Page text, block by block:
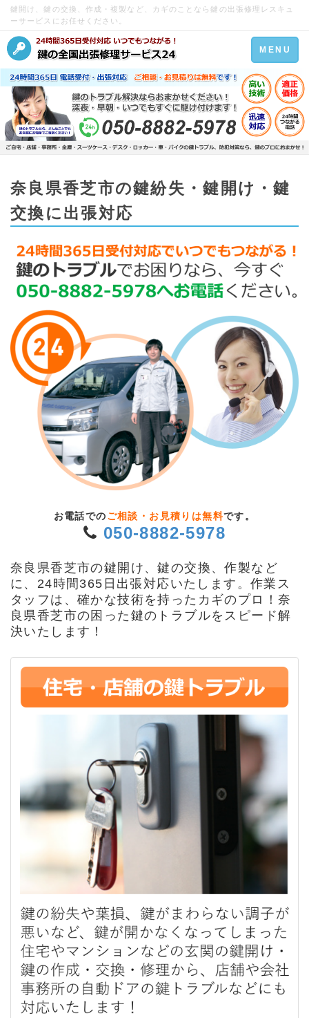
鍵開け、鍵の交換、作成・複製など、カギのことなら鍵の出張修理レスキュ
ーサービスにお任せください。
Toggle
navigation
MENU
奈良県香芝市の鍵紛失・鍵開け・鍵
交換に出張対応
お電話での ご相談・お見積りは無料です。
050-8882-5978
奈良県香芝市の鍵開け、鍵の交換、作製など
に、24時間365日出張対応いたします。作業ス
タッフは、確かな技術を持ったカギのプロ！奈
良県香芝市の困った鍵のトラブルをスピード解
決いたします！